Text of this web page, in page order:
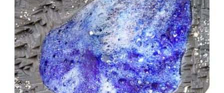
Auteur/autrice